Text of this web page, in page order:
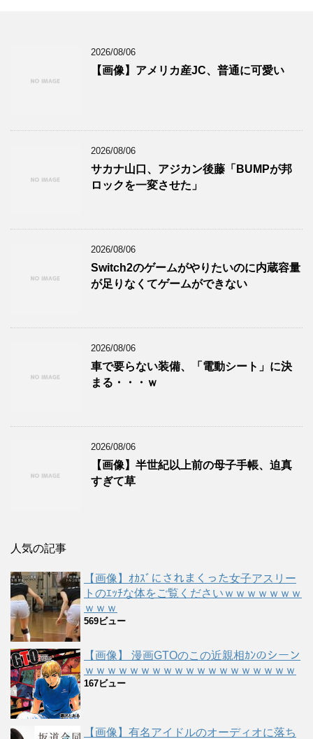
2026/08/06
【画像】アメリカ産JC、普通に可愛い
2026/08/06
サカナ山口、アジカン後藤「BUMPが邦
ロックを一変させた」
2026/08/06
Switch2のゲームがやりたいのに内蔵容量
が足りなくてゲームができない
2026/08/06
車で要らない装備、「電動シート」に決
まる・・・ｗ
2026/08/06
【画像】半世紀以上前の母子手帳、迫真
すぎて草
人気の記事
【画像】ｵｶｽﾞにされまくった女子アスリー
トのｴｯﾁな体をご覧くださいｗｗｗｗｗｗｗ
ｗｗｗ
569ビュー
【画像】 漫画GTOのこの近親相ｶﾝのシーン
ｗｗｗｗｗｗｗｗｗｗｗｗｗｗｗｗｗｗｗ
167ビュー
【画像】有名アイドルのオーディオに落ち